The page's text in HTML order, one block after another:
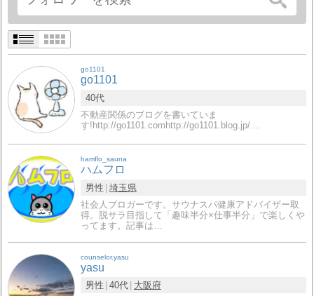
go1101
go1101
40代
不動産関係のブログを書いていま
す!http://go1101.comhttp://go1101.blog.jp/…
hamflo_sauna
ハムフロ
男性 埼玉県
社会人ブロガーです。サウナスパ健康アドバイザー取
得。脱サラ目指して「趣味半分×仕事半分」で楽しくや
ってます。記事は…
counselor.yasu
yasu
男性 40代
大阪府